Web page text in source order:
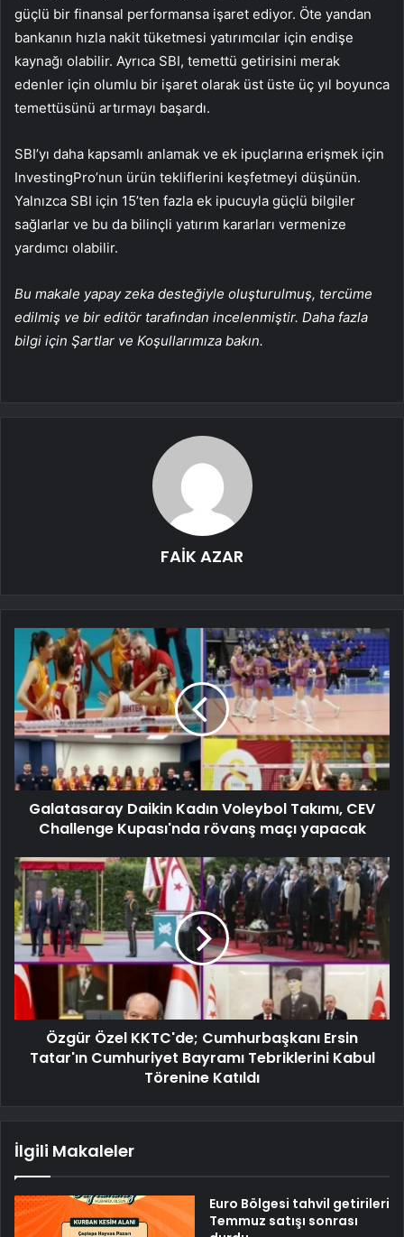
güçlü bir finansal performansa işaret ediyor. Öte yandan
bankanın hızla nakit tüketmesi yatırımcılar için endişe
kaynağı olabilir. Ayrıca SBI, temettü getirisini merak
edenler için olumlu bir işaret olarak üst üste üç yıl boyunca
temettüsünü artırmayı başardı.
SBI’yı daha kapsamlı anlamak ve ek ipuçlarına erişmek için
InvestingPro’nun ürün tekliflerini keşfetmeyi düşünün.
Yalnızca SBI için 15’ten fazla ek ipucuyla güçlü bilgiler
sağlarlar ve bu da bilinçli yatırım kararları vermenize
yardımcı olabilir.
Bu makale yapay zeka desteğiyle oluşturulmuş, tercüme
edilmiş ve bir editör tarafından incelenmiştir. Daha fazla
bilgi için Şartlar ve Koşullarımıza bakın.
FAİK AZAR
Galatasaray Daikin Kadın Voleybol Takımı, CEV
Challenge Kupası'nda rövanş maçı yapacak
Özgür Özel KKTC'de; Cumhurbaşkanı Ersin
Tatar'ın Cumhuriyet Bayramı Tebriklerini Kabul
Törenine Katıldı
İlgili Makaleler
Euro Bölgesi tahvil getirileri
Temmuz satışı sonrası